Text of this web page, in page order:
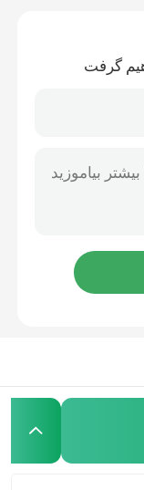
گرفت